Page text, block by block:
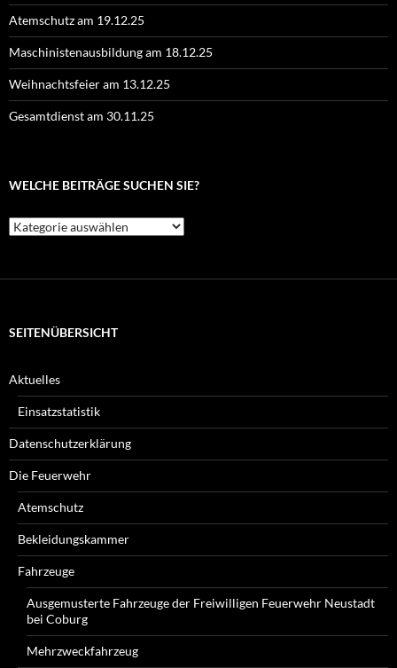
Atemschutz am 19.12.25
Maschinistenausbildung am 18.12.25
Weihnachtsfeier am 13.12.25
Gesamtdienst am 30.11.25
WELCHE BEITRÄGE SUCHEN SIE?
Welche
Beiträge
SEITENÜBERSICHT
Aktuelles
Einsatzstatistik
Datenschutzerklärung
Die Feuerwehr
Atemschutz
Bekleidungskammer
Fahrzeuge
Ausgemusterte Fahrzeuge der Freiwilligen Feuerwehr Neustadt
bei Coburg
Mehrzweckfahrzeug